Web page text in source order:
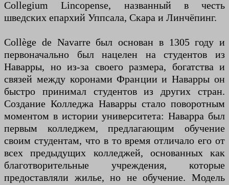
Collegium Lincopense, названный в честь
шведских епархий Уппсала, Скара и Линчёпинг.
Collège de Navarre был основан в 1305 году и
первоначально был нацелен на студентов из
Наварры, но из-за своего размера, богатства и
связей между коронами Франции и Наварры он
быстро принимал студентов из других стран.
Создание Колледжа Наварры стало поворотным
моментом в истории университета: Наварра был
первым колледжем, предлагающим обучение
своим студентам, что в то время отличало его от
всех предыдущих колледжей, основанных как
благотворительные учреждения, которые
предоставляли жилье, но не обучение. Модель